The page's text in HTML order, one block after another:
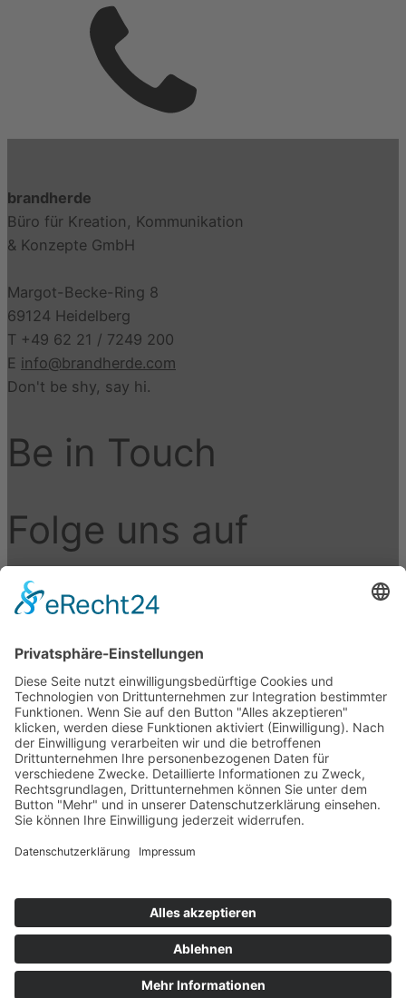
brandherde
Büro für Kreation, Kommunikation
& Konzepte GmbH
Margot-Becke-Ring 8
69124 Heidelberg
T +49 62 21 / 7249 200
E info@brandherde.com
Don't be shy, say hi.
Be in Touch
Folge uns auf
Newsletter